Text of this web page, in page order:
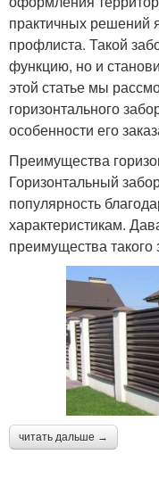
практичных решений
профлиста. Такой
функцию, но и
этой статье мы
горизонтального
особенности его
Преимущества
Горизонтальный
популярность
характеристикам.
преимущества такого
читать дальше →